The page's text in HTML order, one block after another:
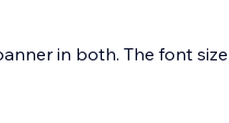
in both. The font size